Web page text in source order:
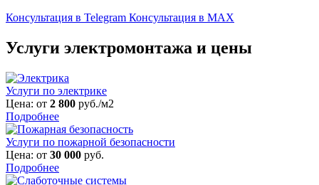
Консультация в Telegram Консультация в MAX
Услуги электромонтажа и цены
Услуги по электрике
Цена: от 2 800 руб./м2
Подробнее
Услуги по пожарной безопасности
Цена: от 30 000 руб.
Подробнее